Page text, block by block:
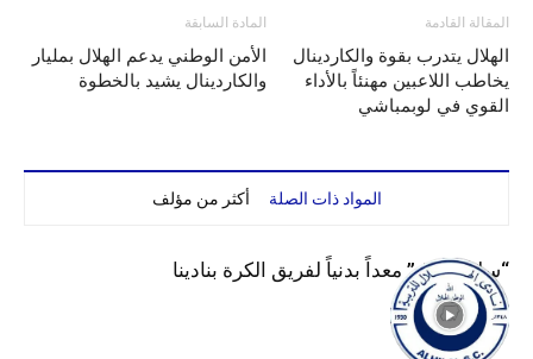
المادة السابقة
الأمن الوطني يدعم الهلال بمليار
والكاردينال يشيد بالخطوة
المقالة القادمة
الهلال يتدرب بقوة والكاردينال
يخاطب اللاعبين مهنئاً بالأداء
القوي في لوبمباشي
المواد ذات الصلة أكثر من مؤلف
“سليم لبرق” معداً بدنياً لفريق الكرة بنادينا